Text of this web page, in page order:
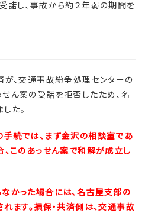
諾し、事故から約２年弱の期間を
が、交通事故紛争処理センターの
ん案の受諾を拒否したため、名
た。
続では、まず金沢の相談室であ
、このあっせん案で和解が成立し
かった場合には、名古屋支部の
ます。損保・共済側は、交通事故